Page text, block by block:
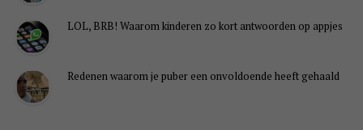
LOL, BRB! Waarom kinderen zo kort antwoorden op appjes
Redenen waarom je puber een onvoldoende heeft gehaald